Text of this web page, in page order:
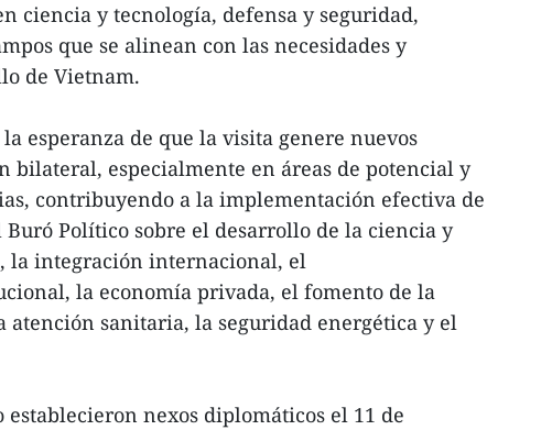
ciencia y tecnología, defensa y seguridad,
que se alinean con las necesidades y
de Vietnam.
esperanza de que la visita genere nuevos
bilateral, especialmente en áreas de potencial y
contribuyendo a la implementación efectiva de
Político sobre el desarrollo de la ciencia y
la integración internacional, el
la economía privada, el fomento de la
atención sanitaria, la seguridad energética y el
nexos diplomáticos el 11 de